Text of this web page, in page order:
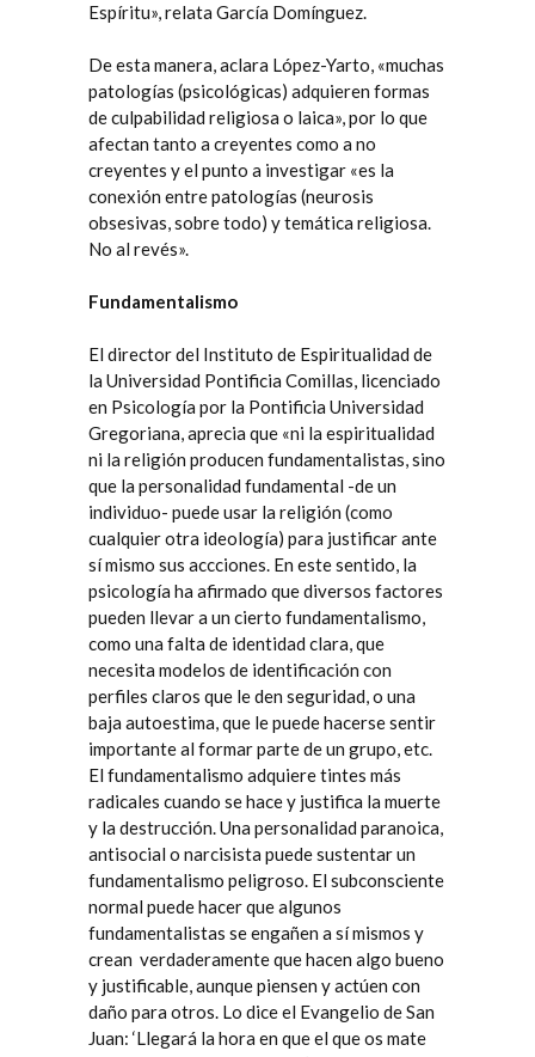
Espíritu», relata García Domínguez.
De esta manera, aclara López-Yarto, «muchas
patologías (psicológicas) adquieren formas
de culpabilidad religiosa o laica», por lo que
afectan tanto a creyentes como a no
creyentes y el punto a investigar «es la
conexión entre patologías (neurosis
obsesivas, sobre todo) y temática religiosa.
No al revés».
Fundamentalismo
El director del Instituto de Espiritualidad de
la Universidad Pontificia Comillas, licenciado
en Psicología por la Pontificia Universidad
Gregoriana, aprecia que «ni la espiritualidad
ni la religión producen fundamentalistas, sino
que la personalidad fundamental -de un
individuo- puede usar la religión (como
cualquier otra ideología) para justificar ante
sí mismo sus accciones. En este sentido, la
psicología ha afirmado que diversos factores
pueden llevar a un cierto fundamentalismo,
como una falta de identidad clara, que
necesita modelos de identificación con
perfiles claros que le den seguridad, o una
baja autoestima, que le puede hacerse sentir
importante al formar parte de un grupo, etc.
El fundamentalismo adquiere tintes más
radicales cuando se hace y justifica la muerte
y la destrucción. Una personalidad paranoica,
antisocial o narcisista puede sustentar un
fundamentalismo peligroso. El subconsciente
normal puede hacer que algunos
fundamentalistas se engañen a sí mismos y
crean verdaderamente que hacen algo bueno
y justificable, aunque piensen y actúen con
daño para otros. Lo dice el Evangelio de San
Juan: ‘Llegará la hora en que el que os mate